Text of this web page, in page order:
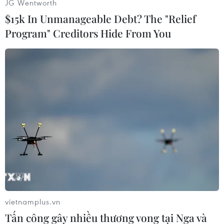
hàng gỗ và sản phẩm gỗ.
Tiêu dùng tại các thị trường lớn phục hồi kỳ
vọng cho ngành hàng này có cơ hội tăng tốc
JG Wentworth
$15k In Unmanageable Debt? The "Relief
Program" Creditors Hide From You
vietnamplus.vn
Tấn công gây nhiều thương vong tại Nga và